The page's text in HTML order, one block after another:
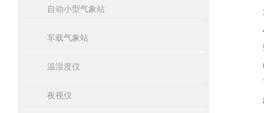
自动小型气象站
车载气象站
温湿度仪
夜视仪
3
4
5
6
7
8